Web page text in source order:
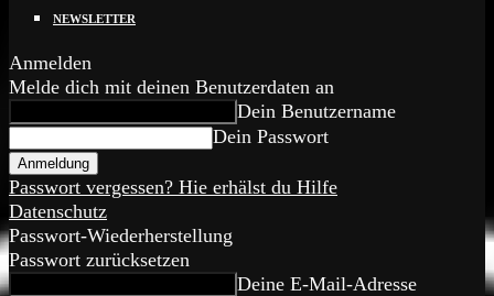
NEWSLETTER
Anmelden
Melde dich mit deinen Benutzerdaten an
Dein Benutzername
Dein Passwort
Passwort vergessen? Hie erhälst du Hilfe
Datenschutz
Passwort-Wiederherstellung
Passwort zurücksetzen
Deine E-Mail-Adresse